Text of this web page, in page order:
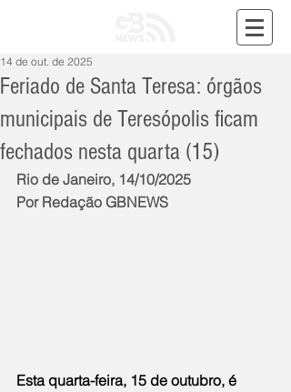
Feriado de Santa Teresa: órgãos
municipais de Teresópolis ficam
fechados nesta quarta (15)
14 de out. de 2025
Rio de Janeiro, 14/10/2025
Por Redação GBNEWS
Esta quarta-feira, 15 de outubro, é